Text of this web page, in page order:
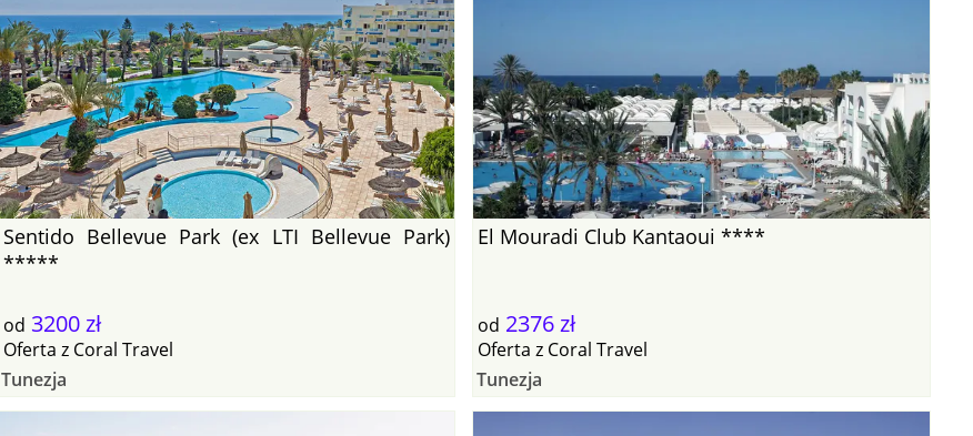
Sentido Bellevue Park (ex LTI Bellevue Park)
*****
od 3200 zł
Oferta z Coral Travel
Tunezja
El Mouradi Club Kantaoui ****
od 2376 zł
Oferta z Coral Travel
Tunezja